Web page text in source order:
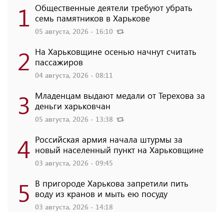
1 Общественные деятели требуют убрать
семь памятников в Харькове
05 августа, 2026 - 16:10
2 На Харьковщине осенью начнут считать
пассажиров
04 августа, 2026 - 08:11
3 Младенцам выдают медали от Терехова за
деньги харьковчан
05 августа, 2026 - 13:38
4 Российская армия начала штурмы за
новый населенный пункт на Харьковщине
03 августа, 2026 - 09:45
5 В пригороде Харькова запретили пить
воду из кранов и мыть ею посуду
03 августа, 2026 - 14:18